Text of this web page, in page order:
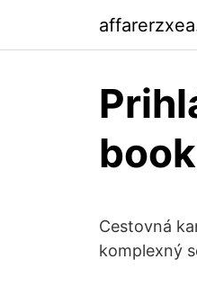
Cestovná
komplexný